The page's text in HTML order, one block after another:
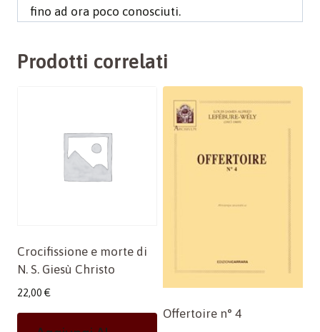
fino ad ora poco conosciuti.
Prodotti correlati
Crocifissione e morte di
N. S. Giesù Christo
22,00 €
Offertoire n° 4